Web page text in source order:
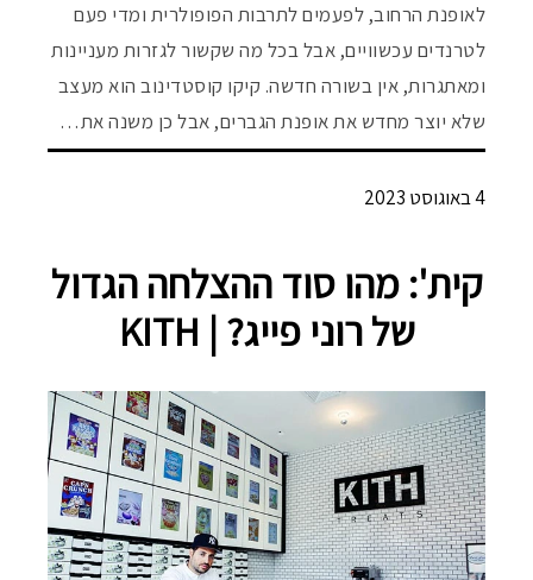
לאופנת הרחוב, לפעמים לתרבות הפופולרית ומדי פעם
לטרנדים עכשוויים, אבל בכל מה שקשור לגזרות מעניינות
ומאתגרות, אין בשורה חדשה. קיקו קוסטדינוב הוא מעצב
שלא יוצר מחדש את אופנת הגברים, אבל כן משנה את…
4 באוגוסט 2023
קית': מהו סוד ההצלחה הגדול
של רוני פייג? | KITH